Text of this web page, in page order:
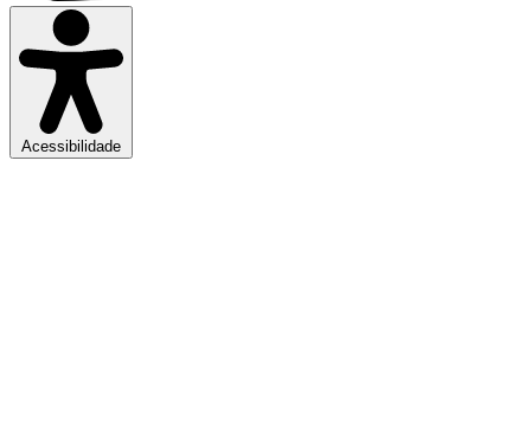
Acessibilidade